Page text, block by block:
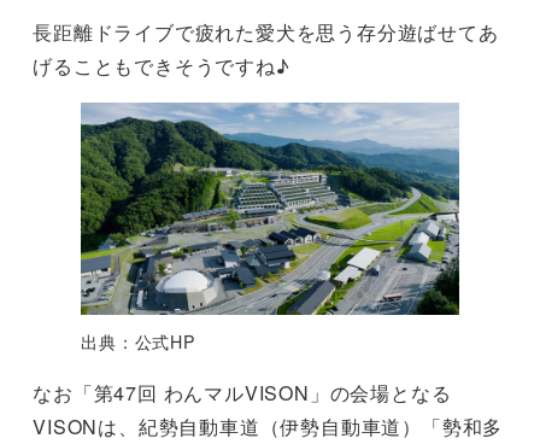
長距離ドライブで疲れた愛犬を思う存分遊ばせてあ
げることもできそうですね♪
出典：公式HP
なお「第47回 わんマルVISON」の会場となる
VISONは、紀勢自動車道（伊勢自動車道）「勢和多